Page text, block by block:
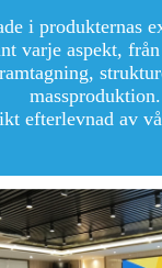
i produkternas
varje aspekt,
massproduktion.
efterlevnad av